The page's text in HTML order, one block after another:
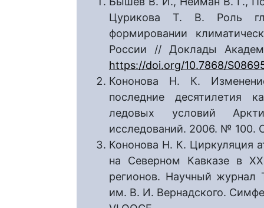
Цурикова Т. В. Роль
формировании
России // Доклады
https://doi.org/10.7868/
Кононова Н. К.
последние десятилетия
ледовых условий
исследований. 2006. № 100.
Кононова Н. К. Циркуляция
на Северном Кавказе в
регионов. Научный журнал
им. В. И. Вернадского.